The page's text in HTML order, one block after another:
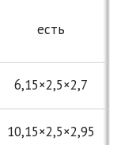
есть
6,15×2,5×2,7
10,15×2,5×2,95